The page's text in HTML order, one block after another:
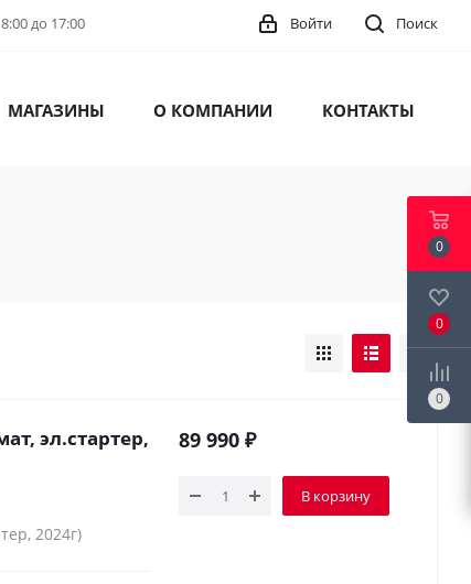
до 17:00 Поиск
Войти
МАГАЗИНЫ О КОМПАНИИ КОНТАКТЫ
эл.стартер,
2024г)
89 990 ₽
В корзину
0
0
0